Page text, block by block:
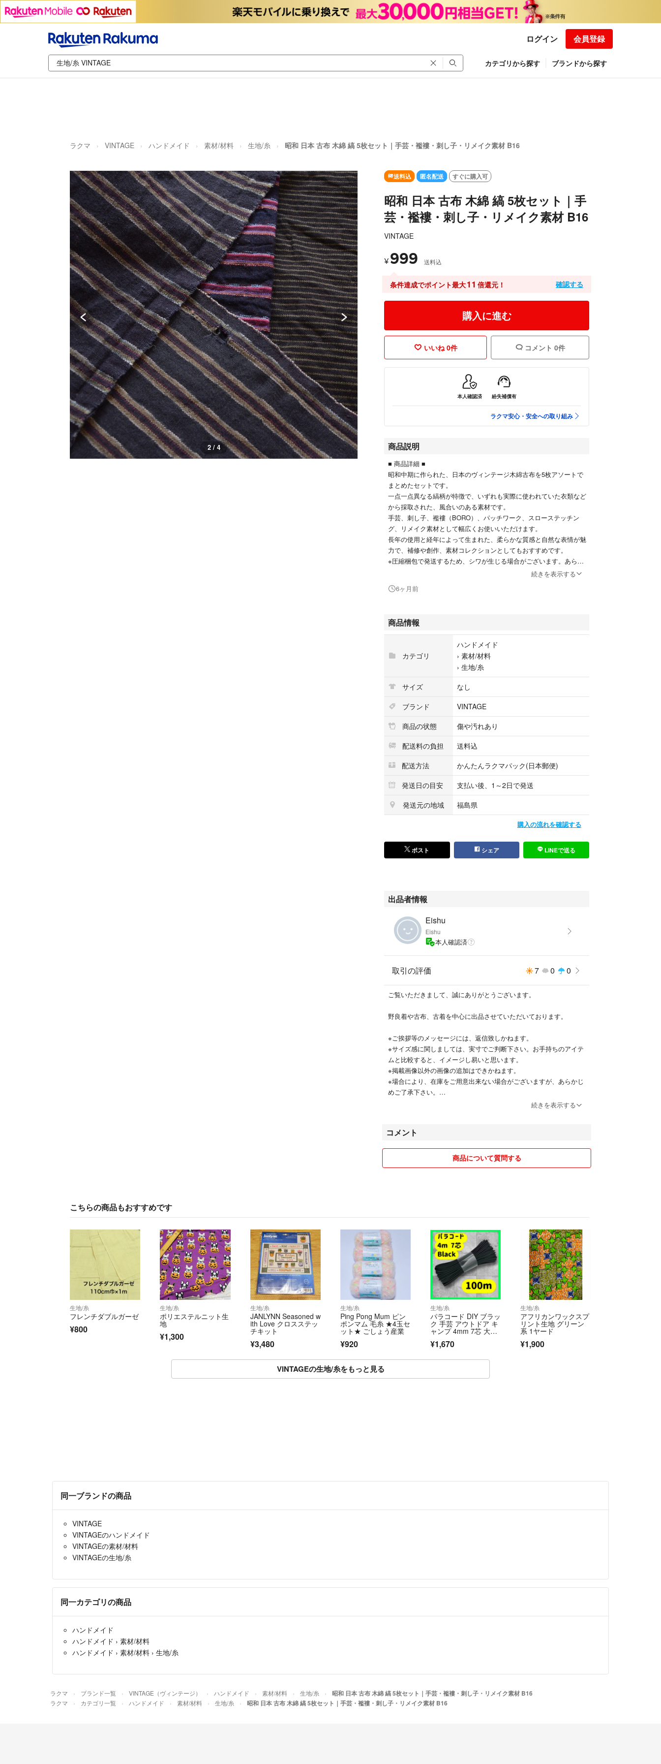
ログイン 会員登録
カテゴリから探す ブランドから探す
ラクマ VINTAGE ハンドメイド 素材/材料 生地/糸 昭和 日本 古布 木綿 縞 5枚セット｜手芸・襤褸・刺し子・リメイク素材 B16
2 / 4
送料込 匿名配送 すぐに購入可
昭和 日本 古布 木綿 縞 5枚セット｜手
芸・襤褸・刺し子・リメイク素材 B16
VINTAGE
¥ 999 送料込
条件達成でポイント最大11 倍還元！ 確認する
購入に進む
いいね 0件 コメント 0件
本人確認済 紛失補償有
ラクマ安心・安全への取り組み
商品説明
■ 商品詳細 ■
昭和中期に作られた、日本のヴィンテージ木綿古布を5枚アソートで
まとめたセットです。
一点一点異なる縞柄が特徴で、いずれも実際に使われていた衣類など
から採取された、風合いのある素材です。
手芸、刺し子、襤褸（BORO）、パッチワーク、スローステッチン
グ、リメイク素材として幅広くお使いいただけます。
長年の使用と経年によって生まれた、柔らかな質感と自然な表情が魅
力で、補修や創作、素材コレクションとしてもおすすめです。
※圧縮梱包で発送するため、シワが生じる場合がございます。あらか
・約 34cm × 約 44cm〜69cm
・木綿（コットン）
■ 時代 ■
■ コンディション ■
・汚れ、シワ、ダメージがあります。
・端処理（縫製）はされていないため、ほつれが生じます。
・形状は不均一です。
古布・ヴィンテージ素材の特性をご理解いただけない場合は、ご注文
をお控えください。
※洗浄は2回行っていますが、アンティーク特有のにおいが残っている
※ご購入後の洗濯・使用により、ダメージやにおいが再度出た場合で
も、返品・交換の対象にはなりません。
※多少の色残りがあり、洗濯時に色落ちする可能性があるため、必ず
単独洗い をお願いいたします。
■注意事項■
・アジと思われる些細な汚れやダメージなどに関しましては記載しな
い場合がございます。説明以外に気になる点がございましたら、お気
・モニター環境によって実物との色の差異が生じる事が御座いますの
が稀にあります。
・落札後の返品、交換、返金は古着の特性上、一切受付致しません。
・他の販路でも販売しております。ご入金いただくまで、お品物の確
・時間帯によっては御連絡が遅くなってしまう場合がございますが何
卒、ご了承下さいませ。
#古布 #端切れ #はぎれ #ハンドメイド #リメイク #生地 #パッチワー
ク
続きを表示する
6ヶ月前
商品情報
カテゴリ
ハンドメイド
› 素材/材料
› 生地/糸
サイズ
なし
ブランド
VINTAGE
商品の状態
傷や汚れあり
配送料の負担
送料込
配送方法
かんたんラクマパック(日本郵便)
発送日の目安
支払い後、1～2日で発送
発送元の地域
福島県
購入の流れを確認する
ポスト シェア LINEで送る
出品者情報
Eishu
Eishu
本人確認済
取引の評価 7 0 0
ご覧いただきまして、誠にありがとうございます。
野良着や古布、古着を中心に出品させていただいております。
※ご挨拶等のメッセージには、返信致しかねます。
※サイズ感に関しましては、実寸でご判断下さい。お手持ちのアイテ
ムと比較すると、イメージし易いと思います。
※掲載画像以外の画像の追加はできかねます。
※場合により、在庫をご用意出来ない場合がございますが、あらかじ
めご了承下さい。
海外輸入品は、日本製造品に比べ、縫製が粗かったり、ほつれ、汚れ
などがある場合がございます。気になる方はご購入をお控えくださ
3.商品の画像や仕様について
※モニター環境等により、若干画像と現物の色合いが異なる場合があ
ります。画像と現物の色合いが違ったなどの評価はお控えください。
※製造メーカーの仕様変更により、数種類のタグが混在したり、仕様
が若干異なる場合がございます。お選びいただいたり、返品、クレー
ムはお受けできかねます。
4.梱包について
簡易梱包になります。小さく折り畳み圧縮する為、皺がある場合がご
ざいます。発送方法にもよりますが、基本的に封筒や紙袋に入れての
続きを表示する
コメント
商品について質問する
こちらの商品もおすすめです
生地/糸
フレンチダブルガーゼ
¥800
生地/糸
ポリエステルニット生
地
¥1,300
生地/糸
JANLYNN Seasoned w
ith Love クロスステッ
チキット
¥3,480
生地/糸
Ping Pong Mum ピン
ポンマム 毛糸 ★4玉セ
ット★ ごしょう産業
¥920
生地/糸
パラコード DIY ブラッ
ク 手芸 アウトドア キ
ャンプ 4mm 7芯 大容
ジャー 多目的 耐久ロ
¥1,670
生地/糸
アフリカンワックスプ
リント生地 グリーン
系 1ヤード
¥1,900
VINTAGEの生地/糸をもっと見る
同一ブランドの商品
VINTAGE
VINTAGEのハンドメイド
VINTAGEの素材/材料
VINTAGEの生地/糸
同一カテゴリの商品
ハンドメイド
ハンドメイド › 素材/材料
ハンドメイド › 素材/材料 › 生地/糸
ラクマ ブランド一覧 VINTAGE（ヴィンテージ） ハンドメイド 素材/材料 生地/糸 昭和 日本 古布 木綿 縞 5枚セット｜手芸・襤褸・刺し子・リメイク素材 B16
ラクマ カテゴリ一覧 ハンドメイド 素材/材料 生地/糸 昭和 日本 古布 木綿 縞 5枚セット｜手芸・襤褸・刺し子・リメイク素材 B16